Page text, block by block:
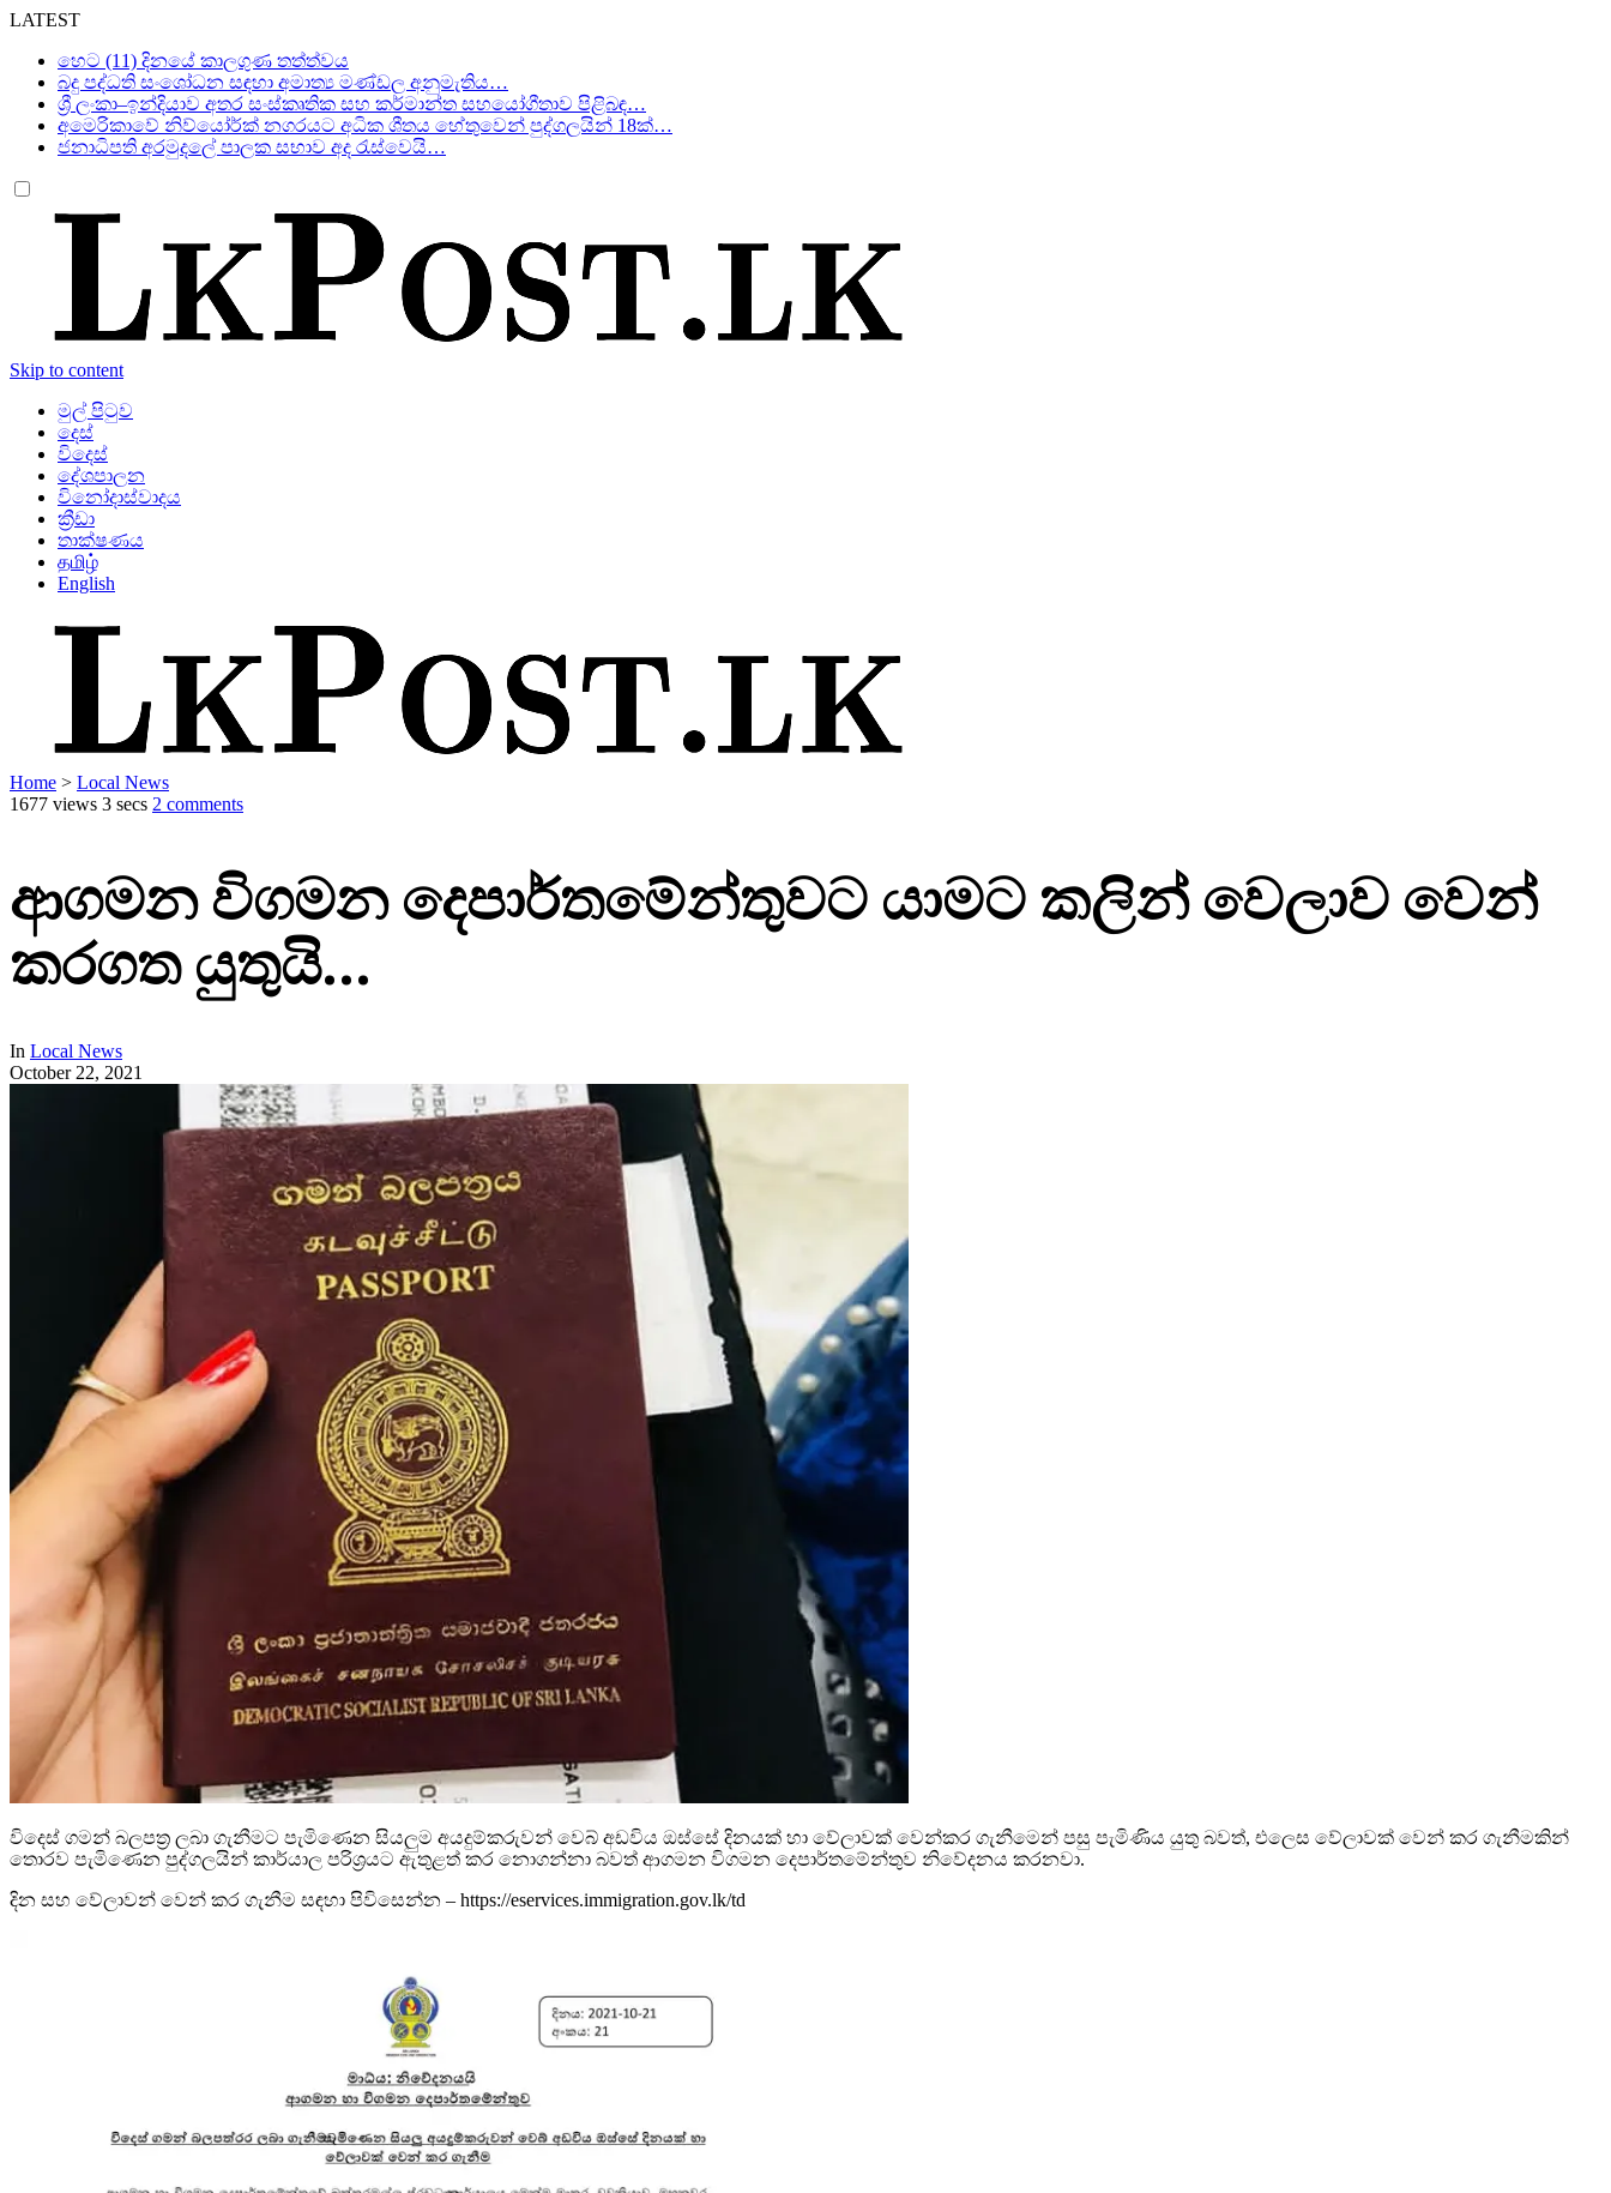
LATEST
හෙට (11) දිනයේ කාලගුණ තත්ත්වය
බදු පද්ධති සංශෝධන සඳහා අමාත්‍ය මණ්ඩල අනුමැතිය…
ශ්‍රී ලංකා–ඉන්දියාව අතර සංස්කෘතික සහ කර්මාන්ත සහයෝගීතාව පිළිබඳ…
අමෙරිකාවේ නිව්යෝර්ක් නගරයට අධික ශීතය හේතුවෙන් පුද්ගලයින් 18ක්…
ජනාධිපති අරමුදලේ පාලක සභාව අද රැස්වෙයි…
Skip to content
මුල් පිටුව
දෙස්
විදෙස්
දේශපාලන
විනෝදාස්වාදය
ක්‍රීඩා
තාක්ෂණය
தமிழ்
English
Home > Local News
1677 views 3 secs 2 comments
ආගමන විගමන දෙපාර්තමේන්තුවට යාමට කලින් වෙලාව වෙන්
කරගත යුතුයි…
In Local News
October 22, 2021
විදෙස් ගමන් බලපත්‍ර ලබා ගැනීමට පැමිණෙන සියලුම අයදුම්කරුවන් වෙබ් අඩවිය ඔස්සේ දිනයක් හා වේලාවක් වෙන්කර ගැනීමෙන් පසු පැමිණිය යුතු බවත්, එලෙස වේලාවක් වෙන් කර ගැනීමකින්
තොරව පැමිණෙන පුද්ගලයින් කාර්යාල පරිශ්‍රයට ඇතුළත් කර නොගන්නා බවත් ආගමන විගමන දෙපාර්තමේන්තුව නිවේදනය කරනවා.
දින සහ වේලාවන් වෙන් කර ගැනීම සඳහා පිවිසෙන්න – https://eservices.immigration.gov.lk/td